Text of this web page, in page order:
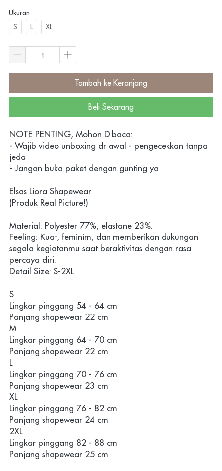
Ukuran
S
L XL
`Tambah ke Keranjang
`Beli Sekarang
NOTE PENTING, Mohon Dibaca:
- Wajib video unboxing dr awal - pengecekkan tanpa
jeda
- Jangan buka paket dengan gunting ya
Elsas Liora Shapewear
(Produk Real Picture!)
Material: Polyester 77%, elastane 23%.
Feeling: Kuat, feminim, dan memberikan dukungan
segala kegiatanmu saat beraktivitas dengan rasa
percaya diri.
Detail Size: S-2XL
S
Lingkar pinggang 54 - 64 cm
Panjang shapewear 22 cm
M
Lingkar pinggang 64 - 70 cm
Panjang shapewear 22 cm
L
Lingkar pinggang 70 - 76 cm
Panjang shapewear 23 cm
XL
Lingkar pinggang 76 - 82 cm
Panjang shapewear 24 cm
2XL
Lingkar pinggang 82 - 88 cm
Panjang shapewear 25 cm